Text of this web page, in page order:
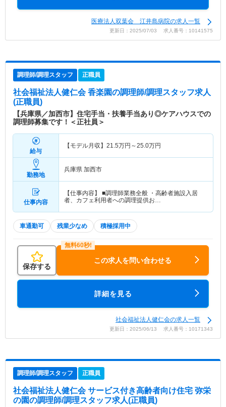
医療法人双葉会 江井島病院の求人一覧
更新日：2025/07/03 求人番号：10141575
調理師/調理スタッフ 正職員
社会福祉法人健仁会 香楽園の調理師/調理スタッフ求人
(正職員)
【兵庫県／加西市】住宅手当・扶養手当あり◎ケアハウスでの
調理師募集です！＜正社員＞
給与
【モデル月収】 21.5万円～25.0万円
勤務地
兵庫県 加西市
仕事内容
【仕事内容】 ■調理師業務全般 ・高齢者施設入居
者、カフェ利用者への調理提供お…
車通勤可 残業少なめ 積極採用中
保存する
この求人を問い合わせる
詳細を見る
社会福祉法人健仁会の求人一覧
更新日：2025/06/13 求人番号：10171343
調理師/調理スタッフ 正職員
社会福祉法人健仁会 サービス付き高齢者向け住宅 弥栄
の園の調理師/調理スタッフ求人(正職員)